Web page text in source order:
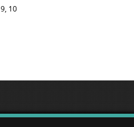
9, 10